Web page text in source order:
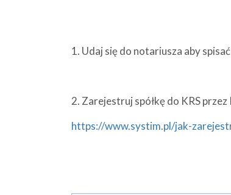
1. Udaj się do notariusza aby
2. Zarejestruj spółkę do KRS przez
https://www.systim.pl/jak-